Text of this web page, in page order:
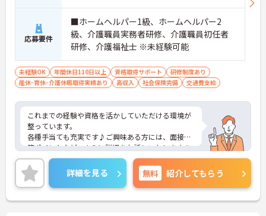
応募要件
■ホームヘルパー1級、ホームヘルパー2
級、介護職員実務者研修、介護職員初任者
研修、介護福祉士 ※未経験可能
未経験OK 年間休日110日以上 資格取得サポート
研修制度あり
産休･育休･介護休暇取得実績あり
高収入 社会保険完備 交通費支給
これまでの経験や資格を活かしていただける環境が
整っています。
各種手当ても充実です♪ご興味ある方には、面接対
策ポイントなど、さらに詳細をお話しいたしますの
でお気軽にご相談ください。
詳細を見る 無料 紹介してもらう